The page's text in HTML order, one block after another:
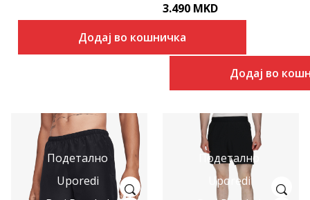
Додај во кошничка
3.490 MKD
Додај во
Подетално
Uporedi
Подетално
Uporedi